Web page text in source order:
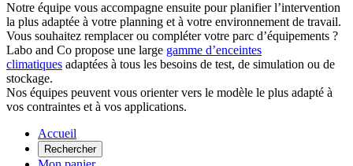
Notre équipe vous accompagne ensuite pour planifier l’intervention
la plus adaptée à votre planning et à votre environnement de travail.
Vous souhaitez remplacer ou compléter votre parc d’équipements ?
Labo and Co propose une large gamme d’enceintes
climatiques adaptées à tous les besoins de test, de simulation ou de
stockage.
Nos équipes peuvent vous orienter vers le modèle le plus adapté à
vos contraintes et à vos applications.
Accueil
Rechercher